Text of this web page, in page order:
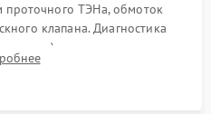
проточного ТЭНа, обмоток
клапана. Диагностика
воды), датчика мутности,
модуля управления.